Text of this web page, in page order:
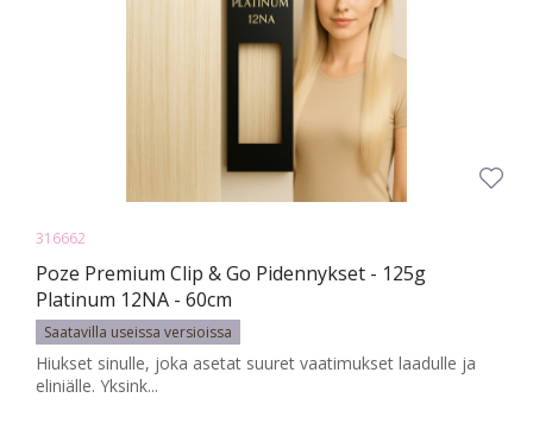
316662
Poze Premium Clip & Go Pidennykset - 125g
Platinum 12NA - 60cm
Saatavilla useissa versioissa
Hiukset sinulle, joka asetat suuret vaatimukset laadulle ja
eliniälle. Yksink...